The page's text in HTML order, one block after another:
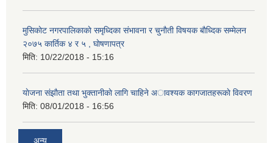
मुसिकाेट नगरपालिकाकाे समृध्दिका संभावना र चुनाैती विषयक बाैध्दिक सम्मेलन
२०७५ कार्तिक ४ र ५ , घाेषणापत्र
मिति: 10/22/2018 - 15:16
याेजना संझाैता तथा भुक्तानीकाे लागि चाहिने अावश्यक कागजातहरूकाे विवरण
मिति: 08/01/2018 - 16:56
अन्य